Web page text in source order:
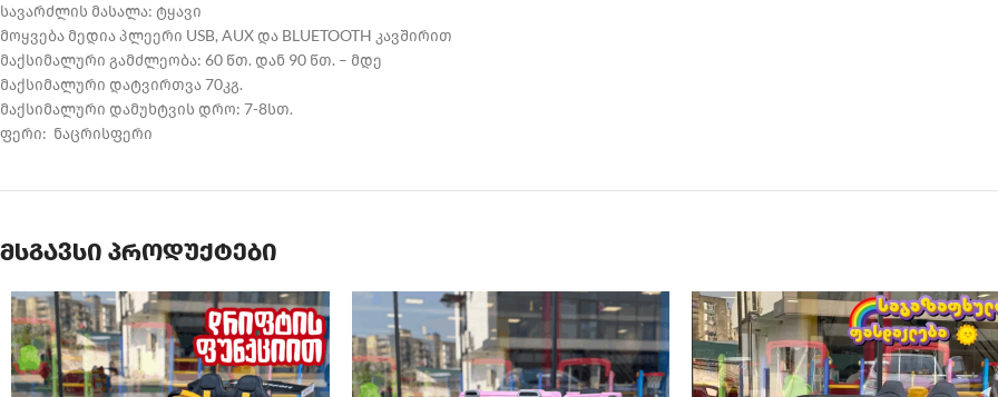
სავარძლის მასალა: ტყავი
მოყვება მედია პლეერი USB, AUX და BLUETOOTH კავშირით
მაქსიმალური გამძლეობა: 60 წთ. დან 90 წთ. – მდე
მაქსიმალური დატვირთვა 70კგ.
მაქსიმალური დამუხტვის დრო: 7-8სთ.
ფერი: ნაცრისფერი
მსგავსი პროდუქტები